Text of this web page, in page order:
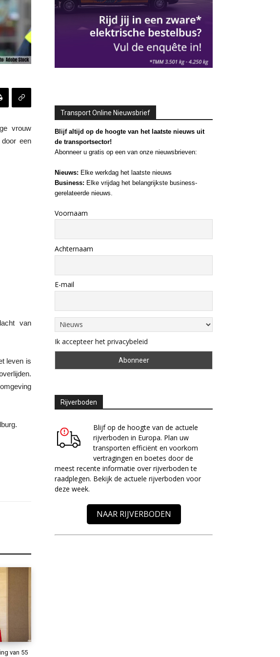
vrouw
een
van
leven is
van 55
Transport Online Nieuwsbrief
Blijf altijd op de hoogte van het laatste nieuws uit
de transportsector!
Abonneer u gratis op een van onze nieuwsbrieven:
Nieuws: Elke werkdag het laatste nieuws
Business: Elke vrijdag het belangrijkste business-
gerelateerde nieuws.
Voornaam
Achternaam
E-mail
Ik accepteer het privacybeleid
Rijverboden
Blijf op de hoogte van de actuele
rijverboden in Europa. Plan uw
transporten efficiënt en voorkom
vertragingen en boetes door de
meest recente informatie over rijverboden te
raadplegen. Bekijk de actuele rijverboden voor
deze week.
NAAR RIJVERBODEN